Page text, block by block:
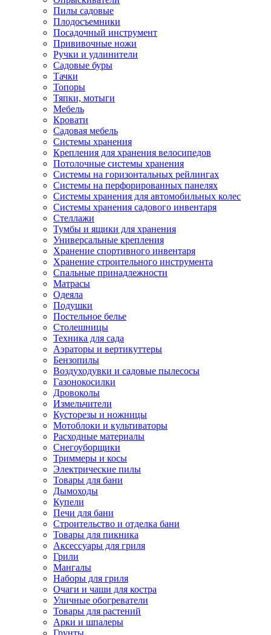
Пилы садовые
Плодосъемники
Посадочный инструмент
Прививочные ножи
Ручки и удлинители
Садовые буры
Тачки
Топоры
Тяпки, мотыги
Мебель
Кровати
Садовая мебель
Системы хранения
Крепления для хранения велосипедов
Потолочные системы хранения
Системы на горизонтальных рейлингах
Системы на перфорированных панелях
Системы хранения для автомобильных колес
Системы хранения садового инвентаря
Стеллажи
Тумбы и ящики для хранения
Универсальные крепления
Хранение спортивного инвентаря
Хранение строительного инструмента
Спальные принадлежности
Матрасы
Одеяла
Подушки
Постельное белье
Столешницы
Техника для сада
Аэраторы и вертикуттеры
Бензопилы
Воздуходувки и садовые пылесосы
Газонокосилки
Дровоколы
Измельчители
Кусторезы и ножницы
Мотоблоки и культиваторы
Расходные материалы
Снегоуборщики
Триммеры и косы
Электрические пилы
Товары для бани
Дымоходы
Купели
Печи для бани
Строительство и отделка бани
Товары для пикника
Аксессуары для гриля
Грили
Мангалы
Наборы для гриля
Очаги и чаши для костра
Уличные обогреватели
Товары для растений
Арки и шпалеры
Грунты